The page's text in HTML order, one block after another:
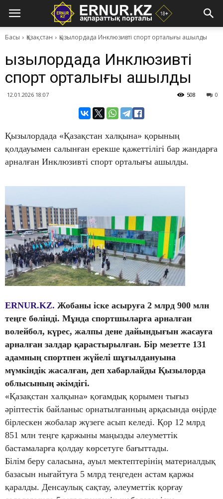
Басы Қазақстан Қызылордада Инклюзивті спорт орталығы ашылды
Қызылордада Инклюзивті
спорт орталығы ашылды
12.01.2026 18:07 0
508
Қызылордада «Қазақстан халқына» қорының
қолдауымен салынған ерекше қажеттілігі бар жандарға
арналған Инклюзивті спорт орталығы ашылды.
ERNUR.KZ. Жобаны іске асыруға 2 млрд 900 млн
теңге бөлінді. Мұнда спортшыларға арналған
волейбол, күрес, жалпы дене дайындығын жасауға
арналған залдар қарастырылған. Бір мезетте 131
адамның спортпен жүйелі шұғылдануына
мүмкіндік жасалған, деп хабарлайды Қызылорда
облысының әкімдігі.
«Қазақстан халқына» қоғамдық қорымен тығыз
әріптестік байланыс орнатылғанның арқасында өңірде
бірлескен жобалар жүзеге асып келеді. Қор 12 млрд
851 млн теңге қаржыны маңызды әлеуметтік
бастамаларға қолдау көрсетуге бағыттады.
Білім беру саласына, ауыл мектептерінің материалдық
базасын нығайтуға 5 млрд теңгеден астам қаржы
қаралды. Денсаулық сақтау, әлеуметтік қорғау